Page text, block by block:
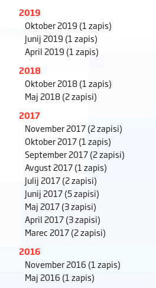
2019
Oktober 2019 (1 zapis)
Junij 2019 (1 zapis)
April 2019 (1 zapis)
2018
Oktober 2018(1 zapis)
Maj 2018(2 zapisi)
2017
November 2017(2 zapisi)
Oktober 2017(1 zapis)
September 2017(2 zapisi)
Avgust 2017(1 zapis)
Julij 2017(2 zapisi)
Junij 2017(5 zapisi)
Maj 2017(3 zapisi)
April 2017(3 zapisi)
Marec 2017(2 zapisi)
2016
November 2016 (1 zapis)
Maj 2016 (1 zapis)